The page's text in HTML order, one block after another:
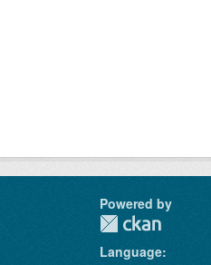
Powered by
Language